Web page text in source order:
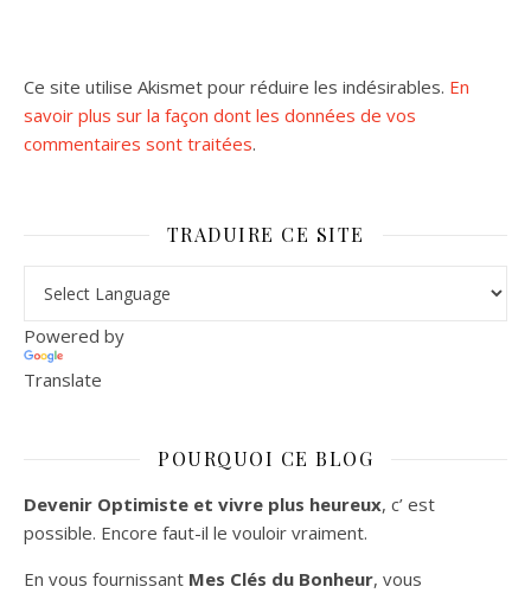
Ce site utilise Akismet pour réduire les indésirables. En
savoir plus sur la façon dont les données de vos
commentaires sont traitées.
TRADUIRE CE SITE
Powered by
Translate
POURQUOI CE BLOG
Devenir Optimiste et vivre plus heureux, c’ est
possible. Encore faut-il le vouloir vraiment.
En vous fournissant Mes Clés du Bonheur, vous